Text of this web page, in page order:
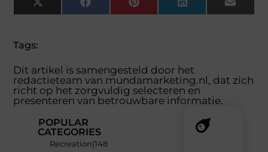
X
(Twitter)
FacebookPinterestLinkedInEmail
Tags:
Dit artikel is samengesteld door het
redactieteam van mundamarketing.nl, dat zich
richt op het zorgvuldig selecteren en
presenteren van betrouwbare informatie.
POPULAR
CATEGORIES
Recreation(148